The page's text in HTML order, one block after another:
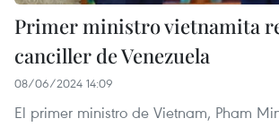
Primer ministro vietnamita
canciller de Venezuela
08/06/2024 14:09
El primer ministro de Vietnam, Pham